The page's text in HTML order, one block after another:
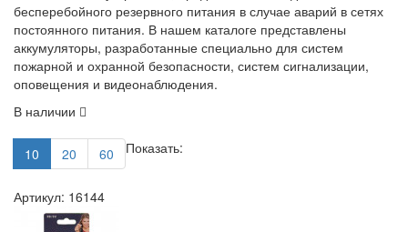
бесперебойного резервного питания в случае аварий в сетях
постоянного питания. В нашем каталоге представлены
аккумуляторы, разработанные специально для систем
пожарной и охранной безопасности, систем сигнализации,
оповещения и видеонаблюдения.
В наличии
Показать:
10 20 60
Артикул: 16144